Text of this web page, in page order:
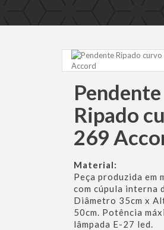
Pendente
Ripado
269
Material:
Peça produzida em
com cúpula interna
Diâmetro 35cm x
50cm. Potência
lâmpada E-27 led.